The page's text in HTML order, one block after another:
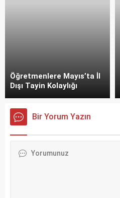
Öğretmenlere Mayıs’ta İl
Dışı Tayin Kolaylığı
Bir Yorum Yazın